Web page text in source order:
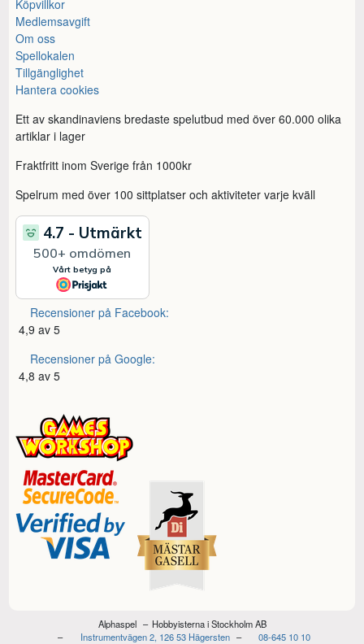
Köpvillkor
Medlemsavgift
Om oss
Spellokalen
Tillgänglighet
Hantera cookies
Ett av skandinaviens bredaste spelutbud med över 60.000 olika
artiklar i lager
Fraktfritt inom Sverige från 1000kr
Spelrum med över 100 sittplatser och aktiviteter varje kväll
Recensioner på Facebook:
4,9 av 5
Recensioner på Google:
4,8 av 5
Alphaspel
Hobbyisterna i Stockholm AB
Instrumentvägen 2, 126 53 Hägersten
08-645 10 10